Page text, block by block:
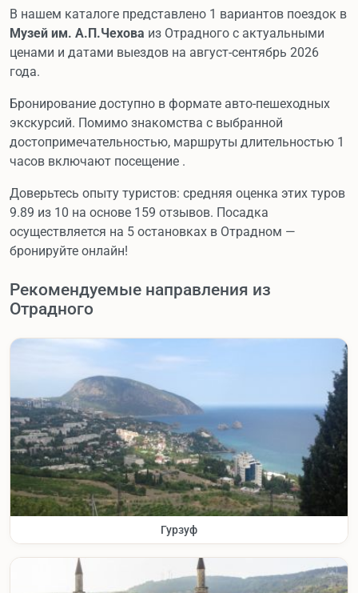
В нашем каталоге представлено 1 вариантов поездок в
Музей им. А.П.Чехова из Отрадного с актуальными
ценами и датами выездов на август-сентябрь 2026
года.
Бронирование доступно в формате авто-пешеходных
экскурсий. Помимо знакомства с выбранной
достопримечательностью, маршруты длительностью 1
часов включают посещение .
Доверьтесь опыту туристов: средняя оценка этих туров
9.89 из 10 на основе 159 отзывов. Посадка
осуществляется на 5 остановках в Отрадном —
бронируйте онлайн!
Рекомендуемые направления из
Отрадного
Гурзуф